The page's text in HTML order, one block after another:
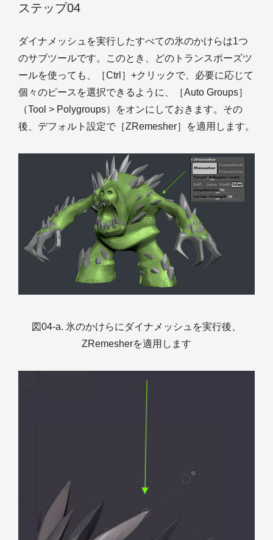
ステップ04
ダイナメッシュを実行したすべての氷のかけらは1つ
のサブツールです。このとき、どのトランスポーズツ
ールを使っても、［Ctrl］+クリックで、必要に応じて
個々のピースを選択できるように、［Auto Groups］
（Tool > Polygroups）をオンにしておきます。その
後、デフォルト設定で［ZRemesher］を適用します。
図04-a. 氷のかけらにダイナメッシュを実行後、
ZRemesherを適用します